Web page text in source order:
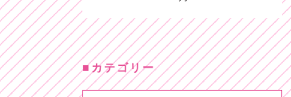
カテゴリー